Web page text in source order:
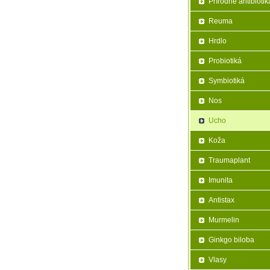
Reuma
Hrdlo
Probiotiká
Symbiotiká
Nos
Ucho
Koža
Traumaplant
Imunita
Antistax
Murmelin
Ginkgo biloba
Vlasy